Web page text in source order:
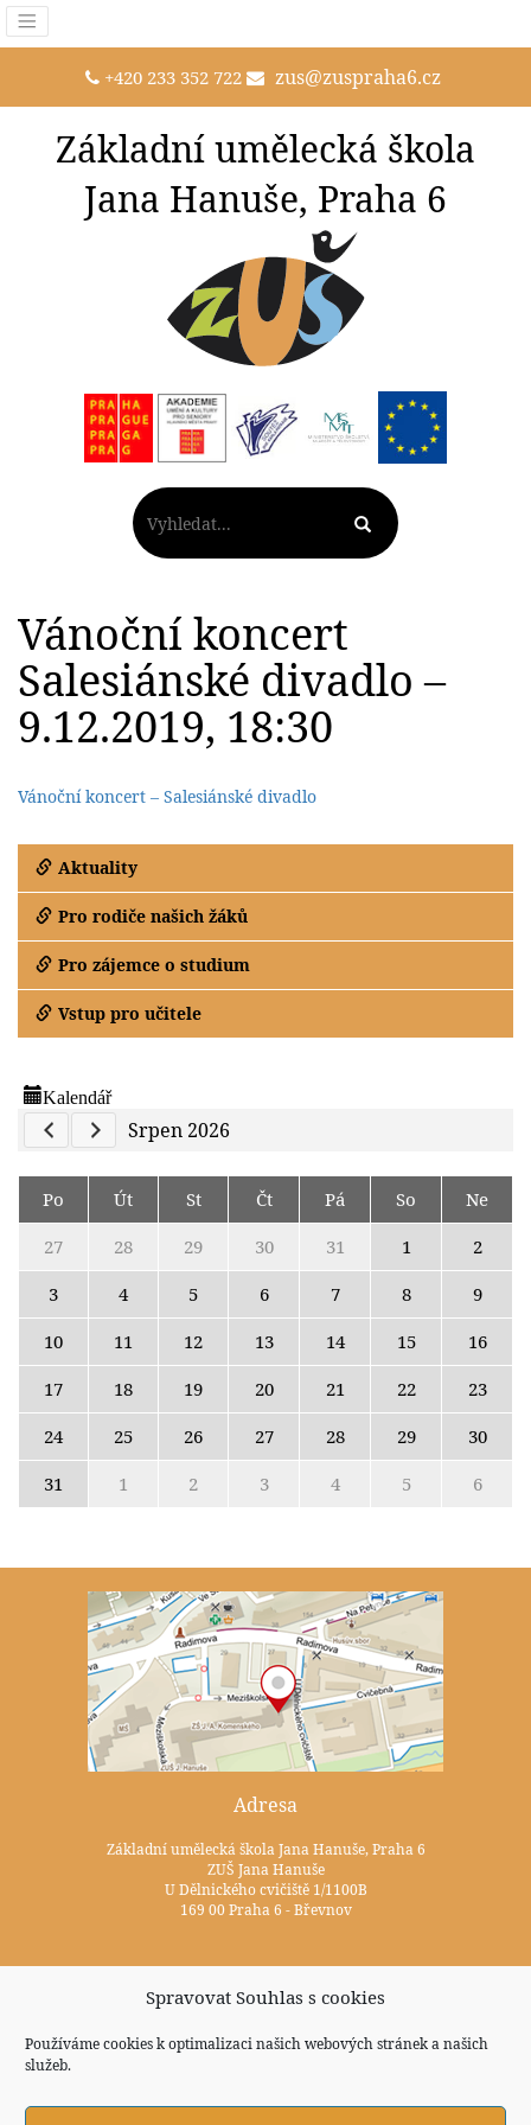
Spravovat Souhlas s cookies
Používáme cookies k optimalizaci našich webových stránek a našich
služeb.
+420 233 352 722 zus@zuspraha6.cz
Základní umělecká škola
Jana Hanuše, Praha 6
Aktuality
Pro rodiče našich žáků
Pro zájemce o studium
Vstup pro učitele
Kalendář
Previous Calendar
Next Calendar
Srpen 2026
Po Út St Čt Pá So
Ne
27
28 29 30 31 1
2
3
4 5 6 7 8
9
10
11 12 13 14 15
16
17
18 19 20 21 22
23
24
25 26 27 28 29
30
31
1 2 3 4 5 6
Vánoční koncert
Salesiánské divadlo –
9.12.2019, 18:30
Vánoční koncert – Salesiánské divadlo
Adresa
Základní umělecká škola Jana Hanuše, Praha 6
ZUŠ Jana Hanuše
U Dělnického cvičiště 1/1100B
169 00 Praha 6 - Břevnov